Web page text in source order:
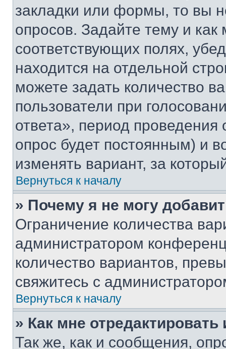
закладки или формы, то вы
опросов. Задайте тему и
соответствующих полях,
находится на отдельной
можете задать количество
пользователи при
ответа», период проведения
опрос будет постоянным) и
изменять вариант, за
Вернуться к началу
» Почему я не могу
Ограничение количества
администратором
количество вариантов,
свяжитесь с
Вернуться к началу
» Как мне
Так же, как и сообщения,